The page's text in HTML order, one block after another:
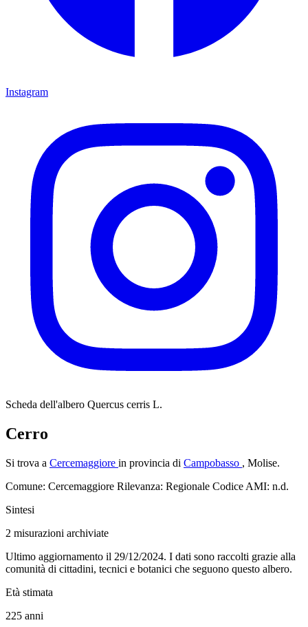
Instagram
Scheda dell'albero Quercus cerris L.
Cerro
Si trova a Cercemaggiore in provincia di Campobasso , Molise.
Comune: Cercemaggiore Rilevanza: Regionale Codice AMI: n.d.
Sintesi
2 misurazioni archiviate
Ultimo aggiornamento il 29/12/2024. I dati sono raccolti grazie alla
comunità di cittadini, tecnici e botanici che seguono questo albero.
Età stimata
225 anni